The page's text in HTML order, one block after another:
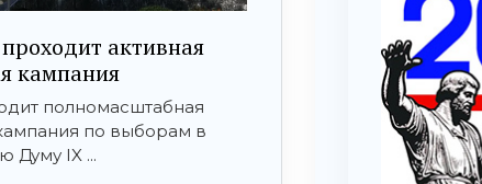
активная
кампания
полномасштабная
по выборам в
Думу IX ...